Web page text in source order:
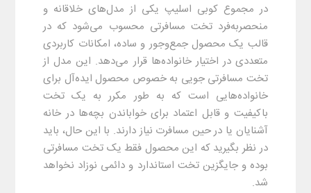
در مجموع کوبی اسلیپ یکی از مدل‌های خلاقانه و
منحصربه‌فرد تخت مسافرتی محسوب می‌شود که در
قالب یک محصول جمع‌وجور و ساده، امکانات کاربردی
متعددی در اختیار خانواده‌ها قرار می‌دهد. این مدل از
تخت مسافرتی جویی به خصوص محصول ایده‌آل برای
خانواده‌هایی است که به طور مکرر به یک تخت
باکیفیت و قابل اعتماد برای خواباندن بچه‌ها در خانه
آشنایان یا در حین مسافرت نیاز دارند. با این حال، باید
در نظر بگیرید که این محصول فقط یک تخت مسافرتی
بوده و جایگزین تخت استاندارد و دائمی نوزاد نخواهد
شد.